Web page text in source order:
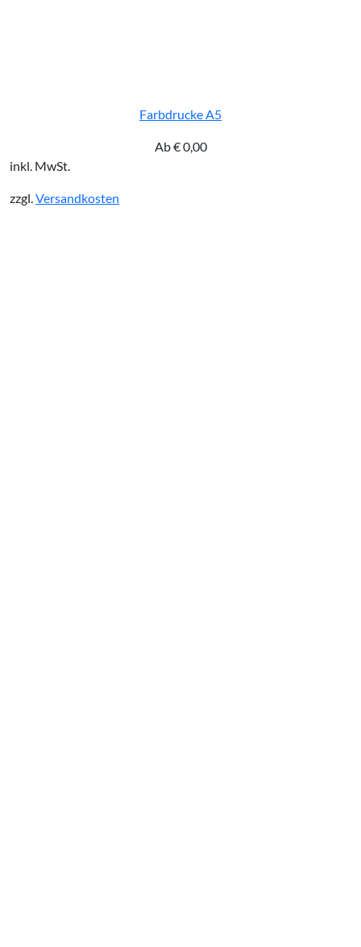
Farbdrucke A5
Ab€0,00
inkl. MwSt.
zzgl. Versandkosten